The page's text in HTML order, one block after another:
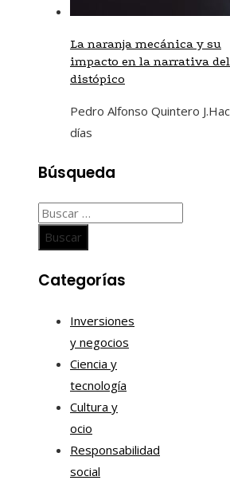
La naranja mecánica y su
impacto en la narrativa
distópico
Pedro Alfonso Quintero J.
días
Búsqueda
Buscar:
Categorías
Inversiones
y negocios
Ciencia y
tecnología
Cultura y
ocio
Responsabilidad
social